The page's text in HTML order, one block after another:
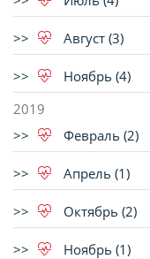
Август (3)
Ноябрь (4)
2019
Февраль (2)
Апрель (1)
Октябрь (2)
Ноябрь (1)